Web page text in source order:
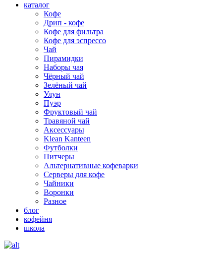
каталог
Кофе
Дрип - кофе
Кофе для фильтра
Кофе для эспрессо
Чай
Пирамидки
Наборы чая
Чёрный чай
Зелёный чай
Улун
Пуэр
Фруктовый чай
Травяной чай
Аксессуары
Klean Kanteen
Футболки
Питчеры
Альтернативные кофеварки
Серверы для кофе
Чайники
Воронки
Разное
блог
кофейня
школа